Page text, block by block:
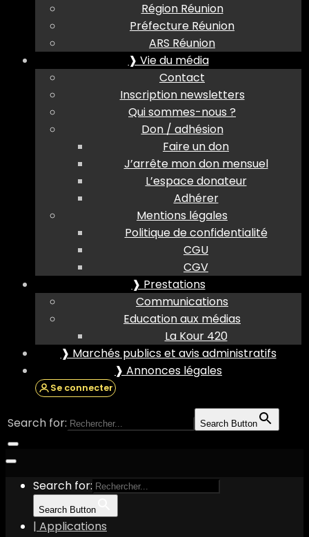
Région Réunion
Préfecture Réunion
ARS Réunion
❱ Vie du média
Contact
Inscription newsletters
Qui sommes-nous ?
Don / adhésion
Faire un don
J’arrête mon don mensuel
L’espace donateur
Adhérer
Mentions légales
Politique de confidentialité
CGU
CGV
❱ Prestations
Communications
Education aux médias
La Kour 420
❱ Marchés publics et avis administratifs
❱ Annonces légales
Se connecter
Search for: Search Button
Search for:
Search Button
| Applications